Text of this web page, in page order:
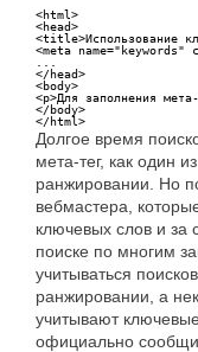
<html>
<head>
<title>Использование
<meta
</head>
<body>
<p>Для заполнения
</body>
</html>
Долгое время
мета-тег, как один
ранжировании. Но
вебмастера,
ключевых слов и за
поиске по многим
учитываться
ранжировании, а
учитывают
официально